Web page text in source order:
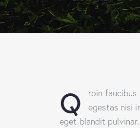
Q
roin faucibus
egestas nisi
eget blandit